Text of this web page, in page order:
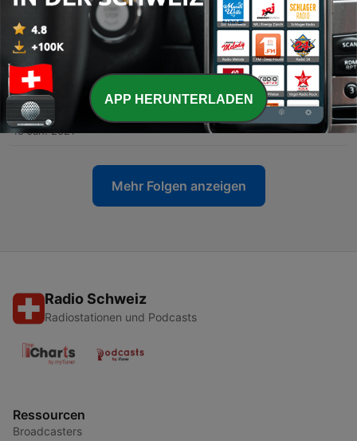
10 - The Girls Who Read #3
29 Jan. 2021
The Girls Who Read #2
22 Jan. 2021
8 - The Girls Who Read #1
15 Jan. 2021
Mehr Folgen anzeigen
Radio Schweiz
Radiostationen und Podcasts
Ressourcen
Broadcasters
APP HERUNTERLADEN